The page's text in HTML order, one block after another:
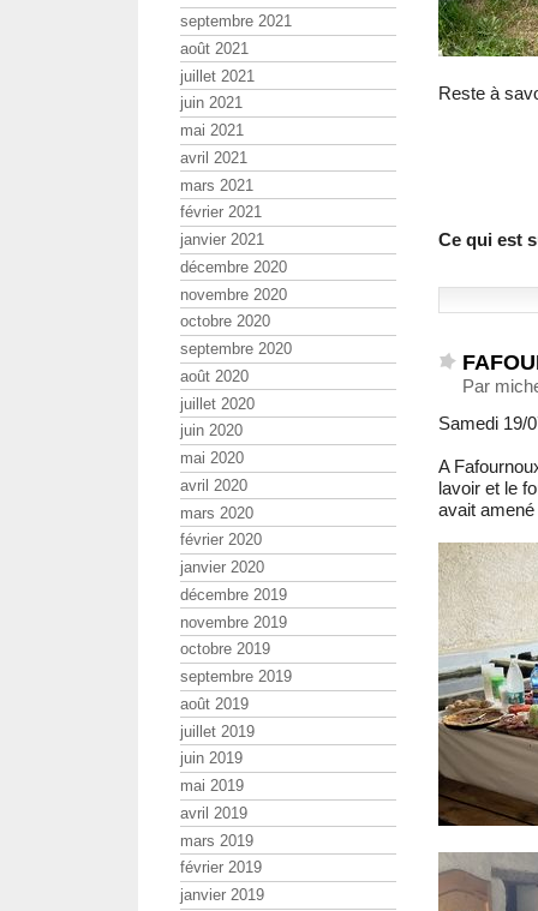
Reste à
Ce qui est
Par
Samedi 19/
A
lavoir et le
avait
septembre 2021
août 2021
juillet 2021
juin 2021
mai 2021
avril 2021
mars 2021
février 2021
janvier 2021
décembre 2020
novembre 2020
octobre 2020
septembre 2020
août 2020
juillet 2020
juin 2020
mai 2020
avril 2020
mars 2020
février 2020
janvier 2020
décembre 2019
novembre 2019
octobre 2019
septembre 2019
août 2019
juillet 2019
juin 2019
mai 2019
avril 2019
mars 2019
février 2019
janvier 2019